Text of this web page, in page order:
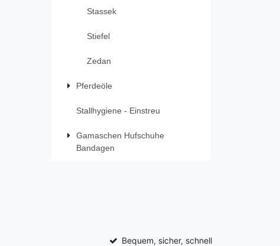
Stassek
Stiefel
Zedan
Pferdeöle
Stallhygiene - Einstreu
Gamaschen Hufschuhe
Bandagen
Bequem, sicher, schnell